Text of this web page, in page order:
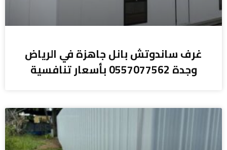
غرف ساندوتش بانل جاهزة في الرياض
وجدة 0557077562 بأسعار تنافسية